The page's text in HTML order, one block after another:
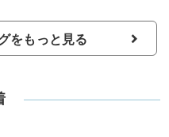
をもっと見る